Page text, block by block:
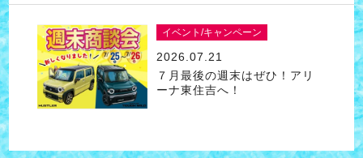
イベント/キャンペーン
2026.07.21
７月最後の週末はぜひ！アリ
ーナ東住吉へ！